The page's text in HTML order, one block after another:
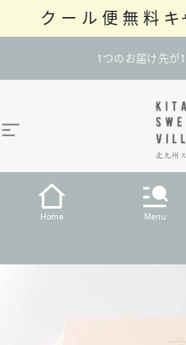
ク ー ル 便 無 料
1つのお届け先が
サイトナビゲーション 北九
Home Menu